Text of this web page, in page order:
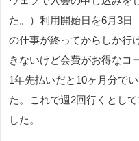
た。）利用開始日を6月3日
の仕事が終ってからしか行
きないけど会費がお得なコ
1年先払いだと10ヶ月分で
た。これで週2回行くとし
した。